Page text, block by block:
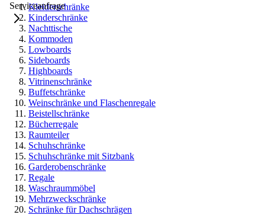
Serviceanfrage
Kleiderschränke
Kinderschränke
Nachttische
Kommoden
Lowboards
Sideboards
Highboards
Vitrinenschränke
Buffetschränke
Weinschränke und Flaschenregale
Beistellschränke
Bücherregale
Raumteiler
Schuhschränke
Schuhschränke mit Sitzbank
Garderobenschränke
Regale
Waschraummöbel
Mehrzweckschränke
Schränke für Dachschrägen